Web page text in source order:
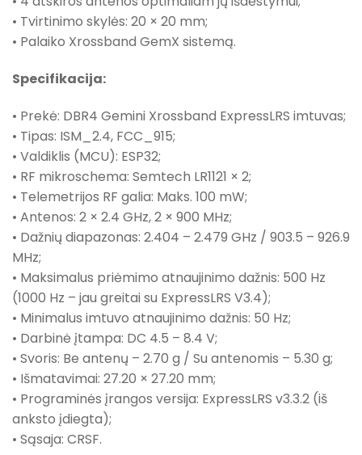
• Tvirtinimo skylės: 20 × 20 mm;
• Palaiko Xrossband GemX sistemą.
Specifikacija:
• Prekė: DBR4 Gemini Xrossband ExpressLRS imtuvas;
• Tipas: ISM_2.4, FCC_915;
• Valdiklis (MCU): ESP32;
• RF mikroschema: Semtech LR1121 × 2;
• Telemetrijos RF galia: Maks. 100 mW;
• Antenos: 2 × 2.4 GHz, 2 × 900 MHz;
• Dažnių diapazonas: 2.404 – 2.479 GHz / 903.5 – 926.9
MHz;
• Maksimalus priėmimo atnaujinimo dažnis: 500 Hz
(1000 Hz – jau greitai su ExpressLRS V3.4);
• Minimalus imtuvo atnaujinimo dažnis: 50 Hz;
• Darbinė įtampa: DC 4.5 – 8.4 V;
• Svoris: Be antenų – 2.70 g / Su antenomis – 5.30 g;
• Išmatavimai: 27.20 × 27.20 mm;
• Programinės įrangos versija: ExpressLRS v3.3.2 (iš
anksto įdiegta);
• Sąsaja: CRSF.